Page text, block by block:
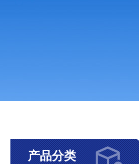
产品分类